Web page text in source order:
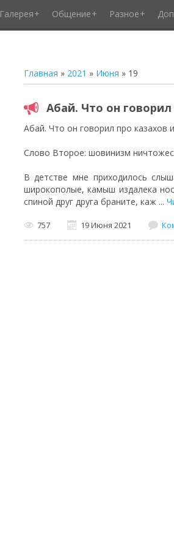
Галерея Общение Разное
Главная » 2021 » Июня » 19
Абай. Что он говорил
Абай. Что он говорил про казахов
Слово Второе: шовинизм
В детстве мне приходилось
широкополые, камыш издалека
спиной друг друга браните, каж ...
757 19 Июня 2021